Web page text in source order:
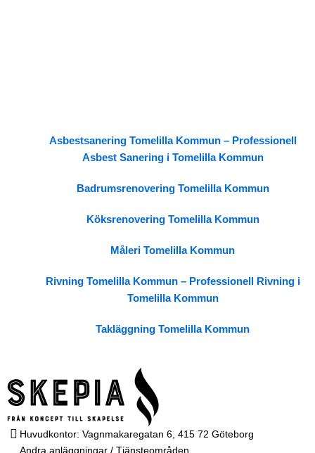
Asbestsanering Tomelilla Kommun – Professionell
Asbest Sanering i Tomelilla Kommun
Badrumsrenovering Tomelilla Kommun
Köksrenovering Tomelilla Kommun
Måleri Tomelilla Kommun
Rivning Tomelilla Kommun – Professionell Rivning i
Tomelilla Kommun
Takläggning Tomelilla Kommun
Huvudkontor: Vagnmakaregatan 6, 415 72 Göteborg
Andra anläggningar / Tjänsteområden